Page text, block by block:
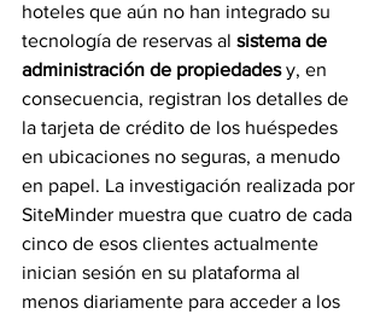
hoteles que aún no han integrado su
tecnología de reservas al sistema de
administración de propiedades y, en
consecuencia, registran los detalles de
la tarjeta de crédito de los huéspedes
en ubicaciones no seguras, a menudo
en papel. La investigación realizada por
SiteMinder muestra que cuatro de cada
cinco de esos clientes actualmente
inician sesión en su plataforma al
menos diariamente para acceder a los